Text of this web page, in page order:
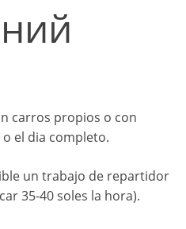
carros propios o con
el dia completo.
un trabajo de repartidor
35-40 soles la hora).